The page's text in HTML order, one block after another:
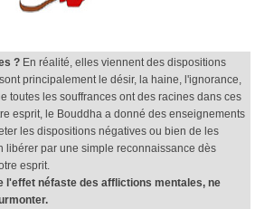
? En réalité, elles viennent des dispositions
principalement le désir, la haine, l'ignorance,
toutes les souffrances ont des racines dans ces
esprit, le Bouddha a donné des enseignements
les dispositions négatives ou bien de les
libérer par une simple reconnaissance dès
esprit.
l'effet néfaste des afflictions mentales, ne